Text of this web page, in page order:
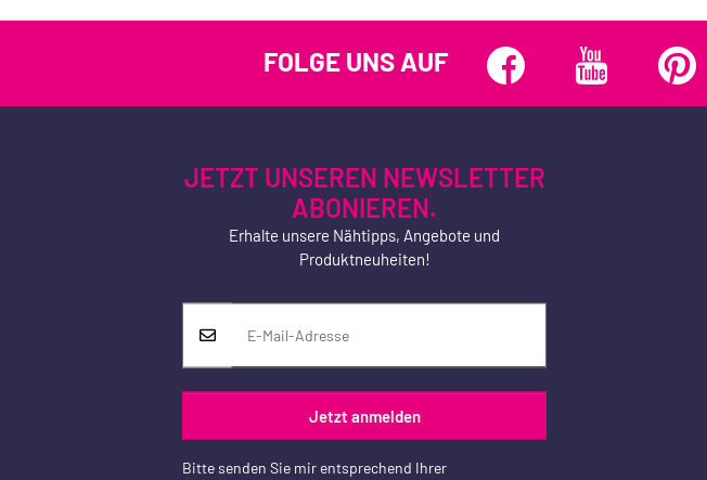
FOLGE UNS AUF
JETZT UNSEREN NEWSLETTER
ABONIEREN.
Erhalte unsere Nähtipps, Angebote und
Produktneuheiten!
Jetzt anmelden
Bitte senden Sie mir entsprechend Ihrer